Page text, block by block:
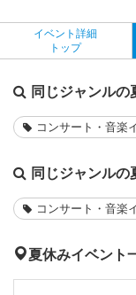
イベント詳細
トップ
同じジャンルの
コンサート・音楽
同じジャンルの
コンサート・音楽
夏休みイベント